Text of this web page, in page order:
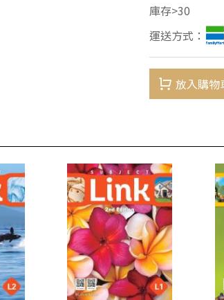
庫存>30
運送方式：
放入購物